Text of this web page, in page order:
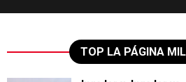
TOP LA PÁGINA